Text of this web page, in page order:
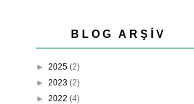
BLOG ARŞIV
► 2025 (2)
► 2023 (2)
► 2022 (4)